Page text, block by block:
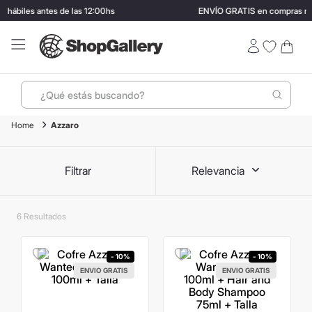
antes de las 12:00hs ENVÍO GRATIS en compras
¿Qué estás buscando?
Azzaro
Filtrar Relevancia
6
- 10%
ENVIO GRATIS
- 10%
ENVIO GRATIS
Términos más buscados
ray ban
5 vino
6. bressia